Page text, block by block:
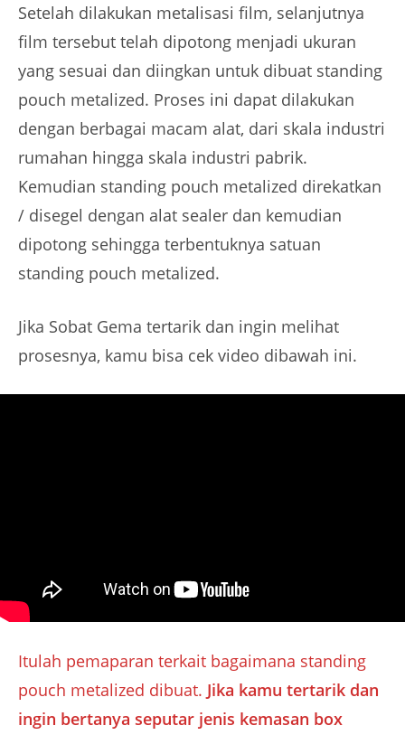
Setelah dilakukan metalisasi film, selanjutnya
film tersebut telah dipotong menjadi ukuran
yang sesuai dan diingkan untuk dibuat standing
pouch metalized. Proses ini dapat dilakukan
dengan berbagai macam alat, dari skala industri
rumahan hingga skala industri pabrik.
Kemudian standing pouch metalized direkatkan
/ disegel dengan alat sealer dan kemudian
dipotong sehingga terbentuknya satuan
standing pouch metalized.
Jika Sobat Gema tertarik dan ingin melihat
prosesnya, kamu bisa cek video dibawah ini.
Itulah pemaparan terkait bagaimana standing
pouch metalized dibuat. Jika kamu tertarik dan
ingin bertanya seputar jenis kemasan box